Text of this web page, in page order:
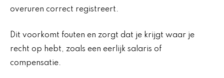
overuren correct registreert.
Dit voorkomt fouten en zorgt dat je krijgt waar je
recht op hebt, zoals een eerlijk salaris of
compensatie.